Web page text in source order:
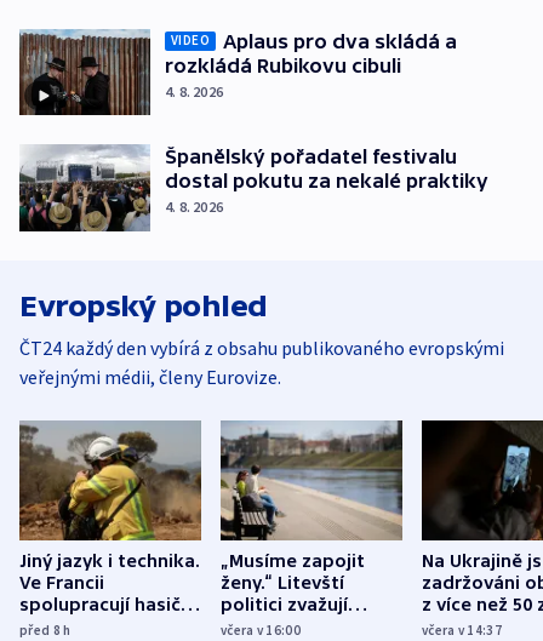
VIDEO
Aplaus pro dva skládá a
rozkládá Rubikovu cibuli
4. 8. 2026
Španělský pořadatel festivalu
dostal pokutu za nekalé praktiky
4. 8. 2026
Evropský pohled
ČT24 každý den vybírá z obsahu publikovaného evropskými
veřejnými médii, členy Eurovize.
Jiný jazyk i technika.
Ve Francii
spolupracují hasiči z
různých zemí
před 8h
„Musíme zapojit
ženy.“ Litevští
politici zvažují
dohodu o
včera v 16:00
Na Ukrajině
zadržováni
z více než 50
Bojovali na
včera v 14:37